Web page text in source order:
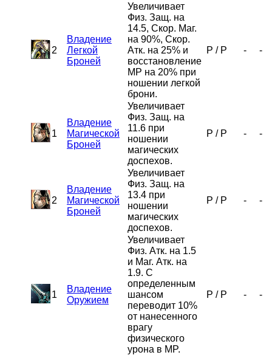
2
Владение
Легкой
Броней
Увеличивает
Физ. Защ. на
14.5, Скор. Маг.
на 90%, Скор.
Атк. на 25% и
восстановление
MP на 20% при
ношении легкой
брони.
P / P - -
1
Владение
Магической
Броней
Увеличивает
Физ. Защ. на
11.6 при
ношении
магических
доспехов.
P / P - -
2
Владение
Магической
Броней
Увеличивает
Физ. Защ. на
13.4 при
ношении
магических
доспехов.
P / P - -
1
Владение
Оружием
Увеличивает
Физ. Атк. на 1.5
и Маг. Атк. на
1.9. С
определенным
шансом
переводит 10%
от нанесенного
врагу
физического
урона в MP.
P / P - -